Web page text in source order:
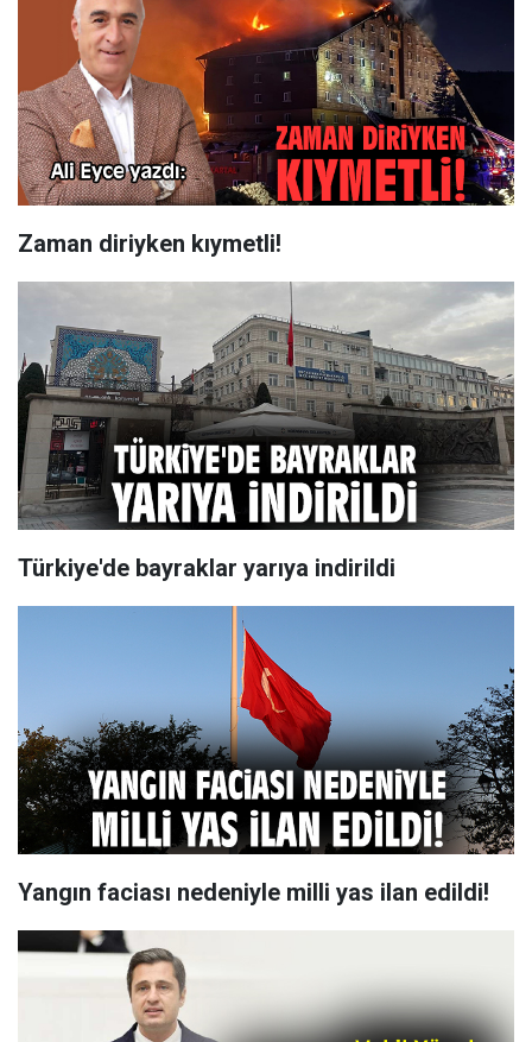
Zaman diriyken kıymetli!
Türkiye'de bayraklar yarıya indirildi
Yangın faciası nedeniyle milli yas ilan edildi!